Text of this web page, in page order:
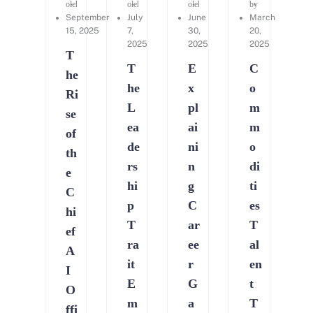
oleh
Sherry Zerh
September
15, 2025
T
he
Ri
se
of
th
e
C
hi
ef
A
I
O
ffi
oleh
Kerry Consulting
July
7,
2025
T
he
L
ea
de
rs
hi
p
T
ra
it
E
m
oleh
Kerry Consulting
June
30,
2025
E
x
pl
ai
ni
n
g
C
ar
ee
r
G
a
by
March
20,
2025
C
o
m
m
o
di
ti
es
T
al
en
t
T